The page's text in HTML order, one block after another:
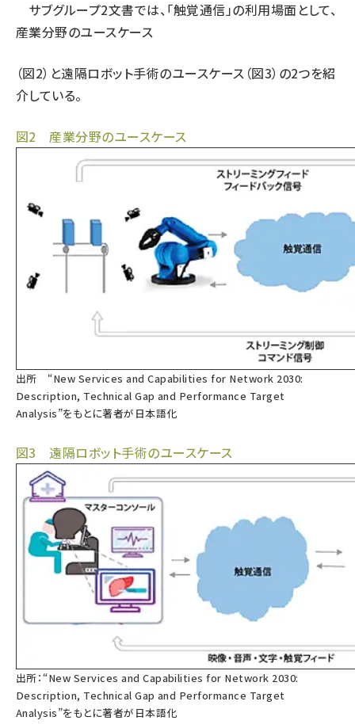
サブグループ2文書では、「触覚通信」の利用場面として、
産業分野のユースケース
（図2）と遠隔ロボット手術のユースケース（図3）の2つを紹
介している。
図2 産業分野のユースケース
出所 “New Services and Capabilities for Network 2030:
Description, Technical Gap and Performance Target
Analysis”をもとに著者が日本語化
図3 遠隔ロボット手術のユースケース
出所：“New Services and Capabilities for Network 2030:
Description, Technical Gap and Performance Target
Analysis”をもとに著者が日本語化